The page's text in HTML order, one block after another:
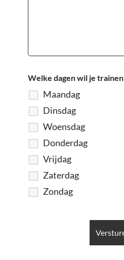
Welke dagen wil je trainen
Maandag
Dinsdag
Woensdag
Donderdag
Vrijdag
Zaterdag
Zondag